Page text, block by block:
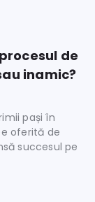
de
inamic?
pași în
oferită de
succesul pe